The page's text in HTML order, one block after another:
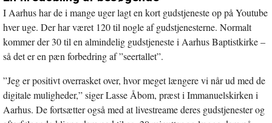
I Aarhus har de i mange uger lagt en kort gudstjeneste op på Youtube
hver uge. Der har været 120 til nogle af gudstjenesterne. Normalt
kommer der 30 til en almindelig gudstjeneste i Aarhus Baptistkirke –
så det er en pæn forbedring af ”seertallet”.
”Jeg er positivt overrasket over, hvor meget længere vi når ud med de
digitale muligheder,” siger Lasse Åbom, præst i Immanuelskirken i
Aarhus. De fortsætter også med at livestreame deres gudstjenester og